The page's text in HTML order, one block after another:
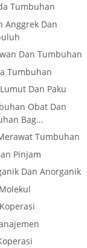
Tumbuhan
Anggrek Dan
Dan Tumbuhan
Tumbuhan
Dan Paku
Obat Dan
Bag...
Tumbuhan
Pinjam
Dan Anorganik